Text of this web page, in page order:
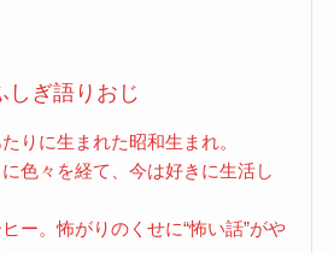
しぎ語りおじ
りに生まれた昭和生まれ。
色々を経て、今は好きに生活し
ー。怖がりのくせに“怖い話”がや